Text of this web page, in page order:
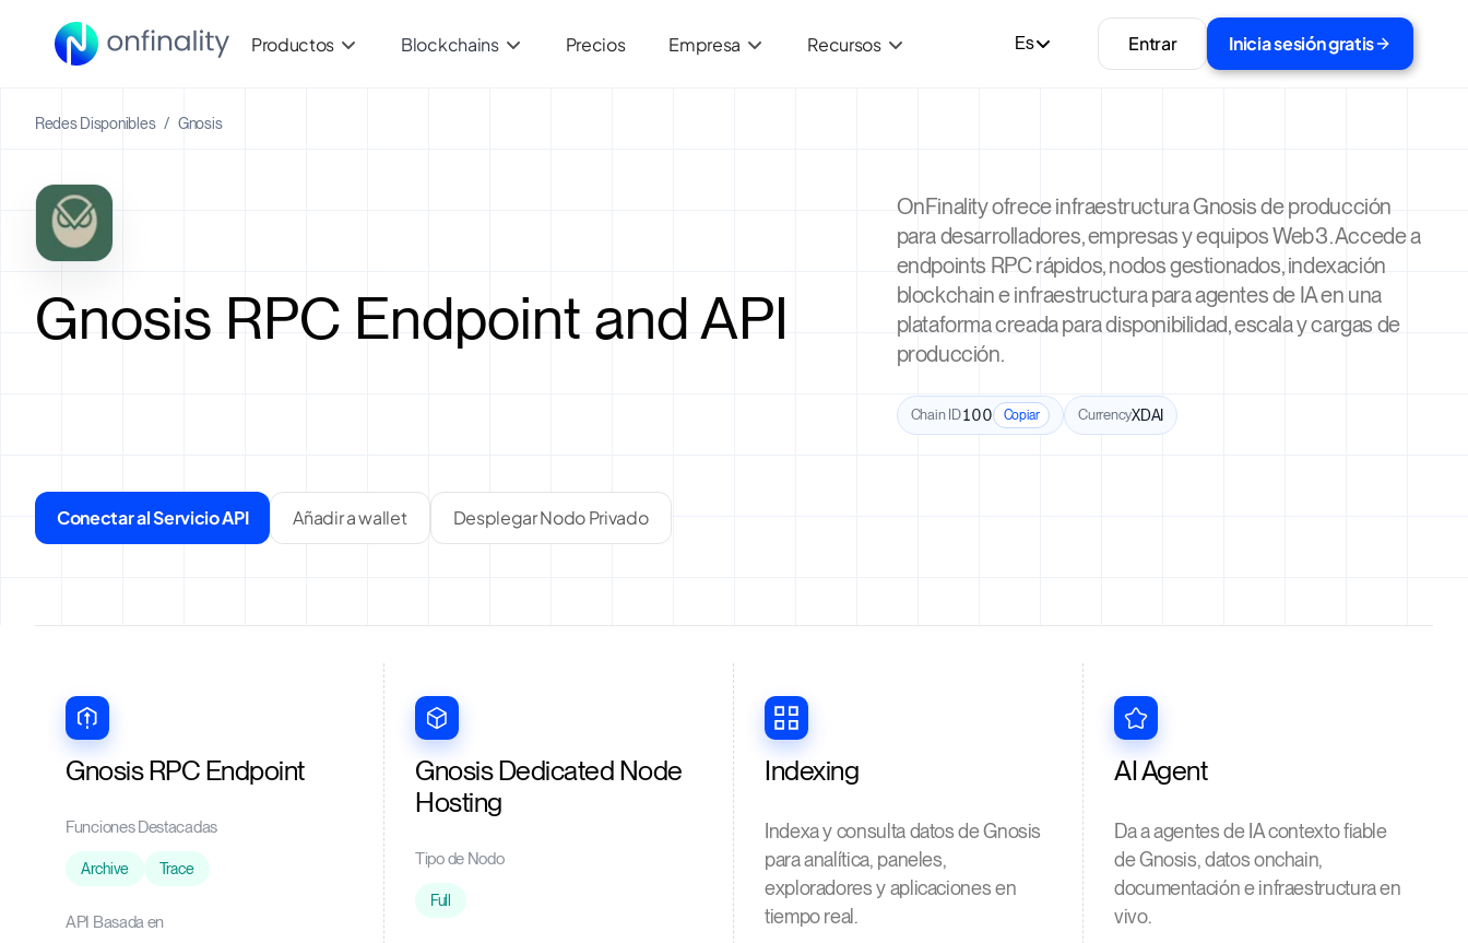
Productos Blockchains Precios Empresa Recursos Es Entrar Inicia sesión gratis
Redes Disponibles / Gnosis
Gnosis RPC Endpoint and API
OnFinality ofrece infraestructura Gnosis de producción
para desarrolladores, empresas y equipos Web3. Accede a
endpoints RPC rápidos, nodos gestionados, indexación
blockchain e infraestructura para agentes de IA en una
plataforma creada para disponibilidad, escala y cargas de
producción.
Chain ID100 Copiar CurrencyXDAI
Conectar al Servicio API Añadir a wallet Desplegar Nodo Privado
Gnosis RPC Endpoint
Funciones Destacadas
Archive Trace
API Basada en
Gnosis Dedicated Node
Hosting
Tipo de Nodo
Full
Indexing
Indexa y consulta datos de Gnosis
para analítica, paneles,
exploradores y aplicaciones en
tiempo real.
AI Agent
Da a agentes de IA contexto fiable
de Gnosis, datos onchain,
documentación e infraestructura en
vivo.